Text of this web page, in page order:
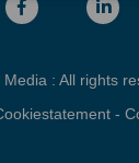
: All rights
-